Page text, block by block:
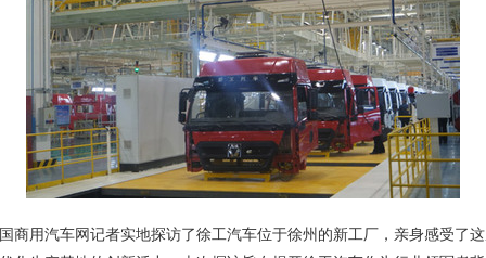
商用汽车网记者实地探访了徐工汽车位于徐州的新工厂，亲身感受了